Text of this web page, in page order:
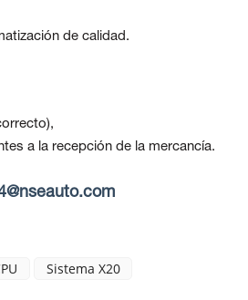
de calidad.
a la recepción de la mercancía.
Sistema X20